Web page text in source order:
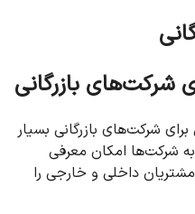
شرکت‌های بازرگانی
شرکت‌های بازرگانی بسیار
شرکت‌ها امکان معرفی
داخلی و خارجی را